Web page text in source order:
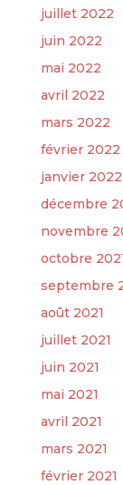
juillet 2022
juin 2022
mai 2022
avril 2022
mars 2022
février 2022
janvier 2022
décembre
novembre
octobre
septembre
août 2021
juillet 2021
juin 2021
mai 2021
avril 2021
mars 2021
février 2021